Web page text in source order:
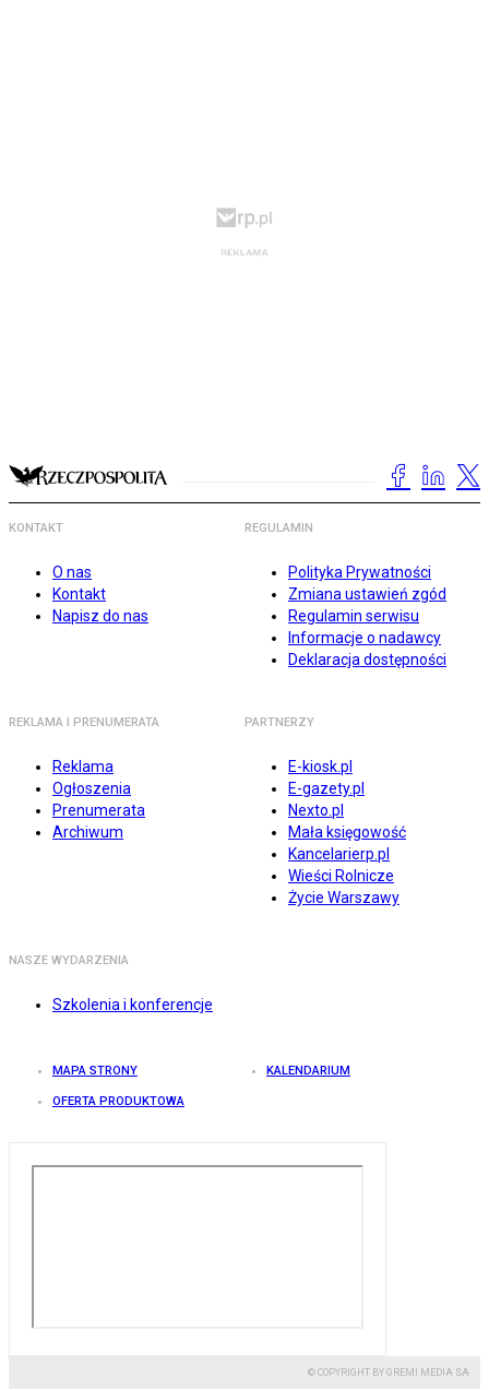
KONTAKT
O nas
Kontakt
Napisz do nas
REGULAMIN
Polityka Prywatności
Zmiana ustawień zgód
Regulamin serwisu
Informacje o nadawcy
Deklaracja dostępności
REKLAMA I PRENUMERATA
Reklama
Ogłoszenia
Prenumerata
Archiwum
PARTNERZY
E-kiosk.pl
E-gazety.pl
Nexto.pl
Mała księgowość
Kancelarierp.pl
Wieści Rolnicze
Życie Warszawy
NASZE WYDARZENIA
Szkolenia i konferencje
MAPA STRONY KALENDARIUM
OFERTA PRODUKTOWA
© COPYRIGHT BY GREMI MEDIA SA